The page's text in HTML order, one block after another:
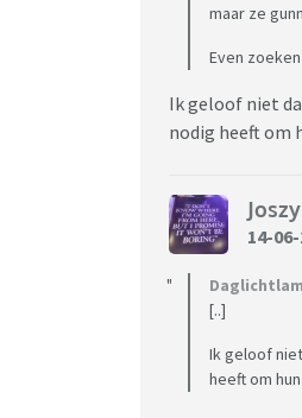
maar ze
Even
Ik geloof niet
nodig heeft om
Joszy
14-
[..]
Ik geloof
heeft om